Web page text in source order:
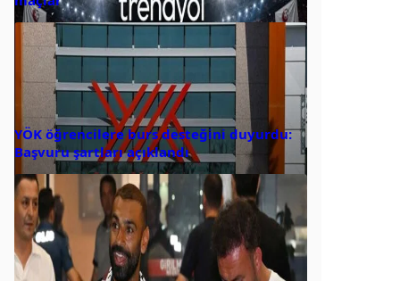
YÖK öğrencilere burs desteğini duyurdu:
Başvuru şartları açıklandı